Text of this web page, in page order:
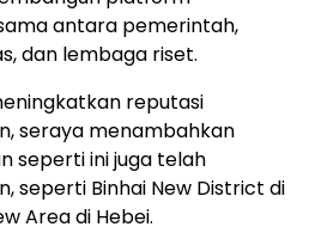
antara pemerintah,
dan lembaga riset.
reputasi
seraya menambahkan
seperti ini juga telah
seperti Binhai New District di
Area di Hebei.